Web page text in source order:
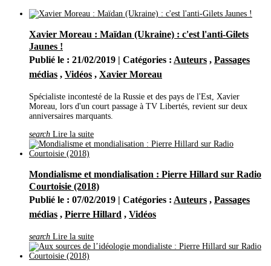
Février (27)
2023 (377)
Octobre(32)
Septembre(19)
Juillet
(26)
Juin(23)
Mai(29)
Avril(21)
Mars(56)
Février(36)
Janvier(41)
2022(444)
Décembre
Novembre(35)
Octobre(31)
Septembre(47)
Août
Juillet(20)
Mai(52)
Avril (44)
Mars(62)
Xavier Moreau : Maïdan (Ukraine) : c'est l'anti-Gilets
Jaunes !
Publié le : 21/02/2019 | Catégories : Auteurs , Passages
médias , Vidéos , Xavier Moreau
Spécialiste incontesté de la Russie et des pays de l'Est, Xavier
Moreau, lors d'un court passage à TV Libertés, revient sur deux
anniversaires marquants.
search Lire la suite
Mondialisme et mondialisation : Pierre Hillard sur Radio
Courtoisie (2018)
Publié le : 07/02/2019 | Catégories : Auteurs , Passages
médias , Pierre Hillard , Vidéos
search Lire la suite